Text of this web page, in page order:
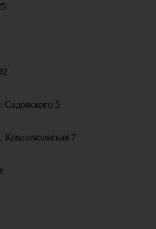
Садовского 5
Комсомольская 7